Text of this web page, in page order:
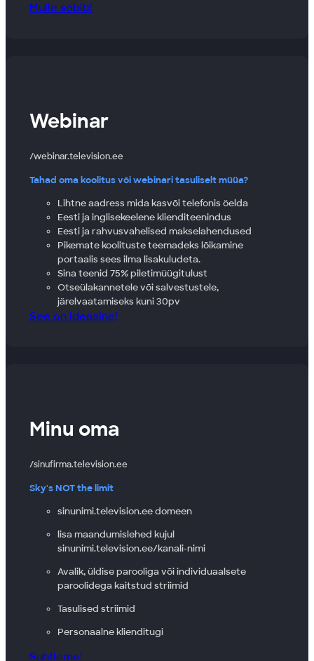
Mulle sobib!
Webinar
webinar.television.ee
Tahad oma koolitus või webinari tasuliselt müüa?
Lihtne aadress mida kasvõi telefonis öelda
Eesti ja inglisekeelene klienditeenindus
Eesti ja rahvusvahelised makselahendused
Pikemate koolituste teemadeks lõikamine
portaalis sees ilma lisakuludeta.
Sina teenid 75% piletimüügitulust
Otseülakannetele või salvestustele,
järelvaatamiseks kuni 30pv
See on ideaalne!
Minu oma
sinufirma.television.ee
Sky's NOT the limit
sinunimi.television.ee domeen
lisa maandumislehed kujul
sinunimi.television.ee/kanali-nimi
Avalik, üldise parooliga või individuaalsete
paroolidega kaitstud striimid
Tasulised striimid
Personaalne klienditugi
Suhtleme!